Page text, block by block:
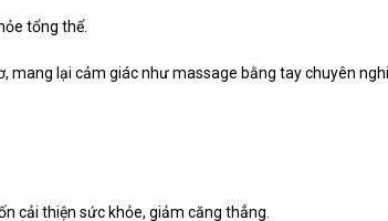
tổng thể.
mang lại cảm giác như massage bằng tay chuyên
cải thiện sức khỏe, giảm căng thẳng.